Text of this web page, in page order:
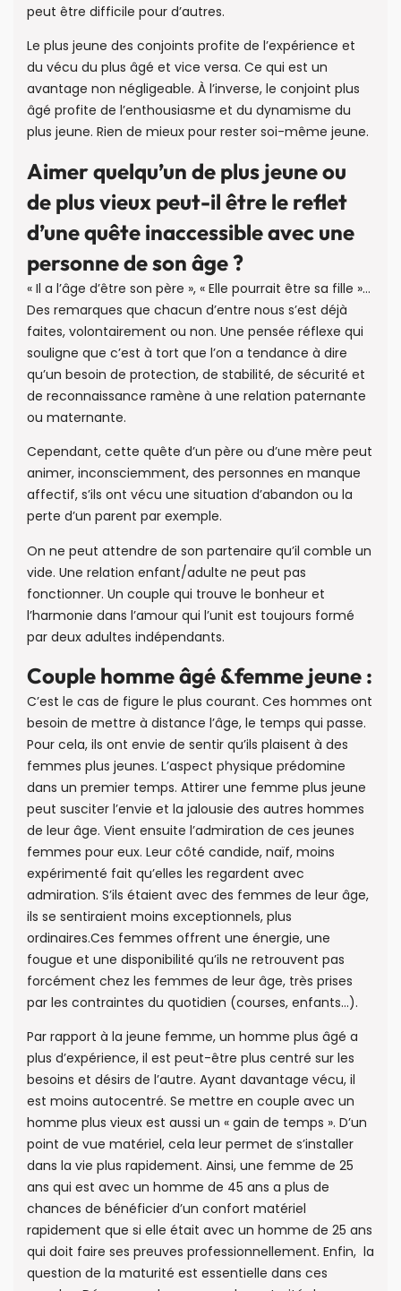
peut être difficile pour d’autres.
Le plus jeune des conjoints profite de l’expérience et
du vécu du plus âgé et vice versa. Ce qui est un
avantage non négligeable. À l’inverse, le conjoint plus
âgé profite de l’enthousiasme et du dynamisme du
plus jeune. Rien de mieux pour rester soi-même jeune.
Aimer quelqu’un de plus jeune ou
de plus vieux peut-il être le reflet
d’une quête inaccessible avec une
personne de son âge ?
« Il a l’âge d’être son père », « Elle pourrait être sa fille »…
Des remarques que chacun d’entre nous s’est déjà
faites, volontairement ou non. Une pensée réflexe qui
souligne que c’est à tort que l’on a tendance à dire
qu’un besoin de protection, de stabilité, de sécurité et
de reconnaissance ramène à une relation paternante
ou maternante.
Cependant, cette quête d’un père ou d’une mère peut
animer, inconsciemment, des personnes en manque
affectif, s’ils ont vécu une situation d’abandon ou la
perte d’un parent par exemple.
On ne peut attendre de son partenaire qu’il comble un
vide. Une relation enfant/adulte ne peut pas
fonctionner. Un couple qui trouve le bonheur et
l’harmonie dans l’amour qui l’unit est toujours formé
par deux adultes indépendants.
Couple homme âgé &femme jeune :
C’est le cas de figure le plus courant. Ces hommes ont
besoin de mettre à distance l’âge, le temps qui passe.
Pour cela, ils ont envie de sentir qu’ils plaisent à des
femmes plus jeunes. L’aspect physique prédomine
dans un premier temps. Attirer une femme plus jeune
peut susciter l’envie et la jalousie des autres hommes
de leur âge. Vient ensuite l’admiration de ces jeunes
femmes pour eux. Leur côté candide, naïf, moins
expérimenté fait qu’elles les regardent avec
admiration. S’ils étaient avec des femmes de leur âge,
ils se sentiraient moins exceptionnels, plus
ordinaires.Ces femmes offrent une énergie, une
fougue et une disponibilité qu’ils ne retrouvent pas
forcément chez les femmes de leur âge, très prises
par les contraintes du quotidien (courses, enfants…).
Par rapport à la jeune femme, un homme plus âgé a
plus d’expérience, il est peut-être plus centré sur les
besoins et désirs de l’autre. Ayant davantage vécu, il
est moins autocentré. Se mettre en couple avec un
homme plus vieux est aussi un « gain de temps ». D’un
point de vue matériel, cela leur permet de s’installer
dans la vie plus rapidement. Ainsi, une femme de 25
ans qui est avec un homme de 45 ans a plus de
chances de bénéficier d’un confort matériel
rapidement que si elle était avec un homme de 25 ans
qui doit faire ses preuves professionnellement. Enfin, la
question de la maturité est essentielle dans ces